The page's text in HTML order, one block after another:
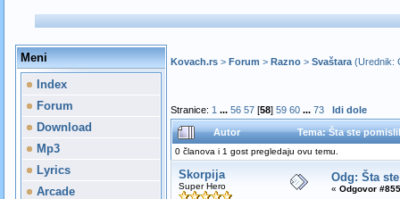
Meni
Index
Forum
Download
Mp3
Lyrics
Arcade
Kovach.rs> Forum > Razno> Svaštara(Urednik:
Stranice: 1 ... 56 57[58] 59 60 ... 73 Idi dole
Autor Tema: Šta ste
0 članova i 1 gost pregledaju ovu temu.
Skorpija
Super Hero
Odg: Šta
« Odgovor